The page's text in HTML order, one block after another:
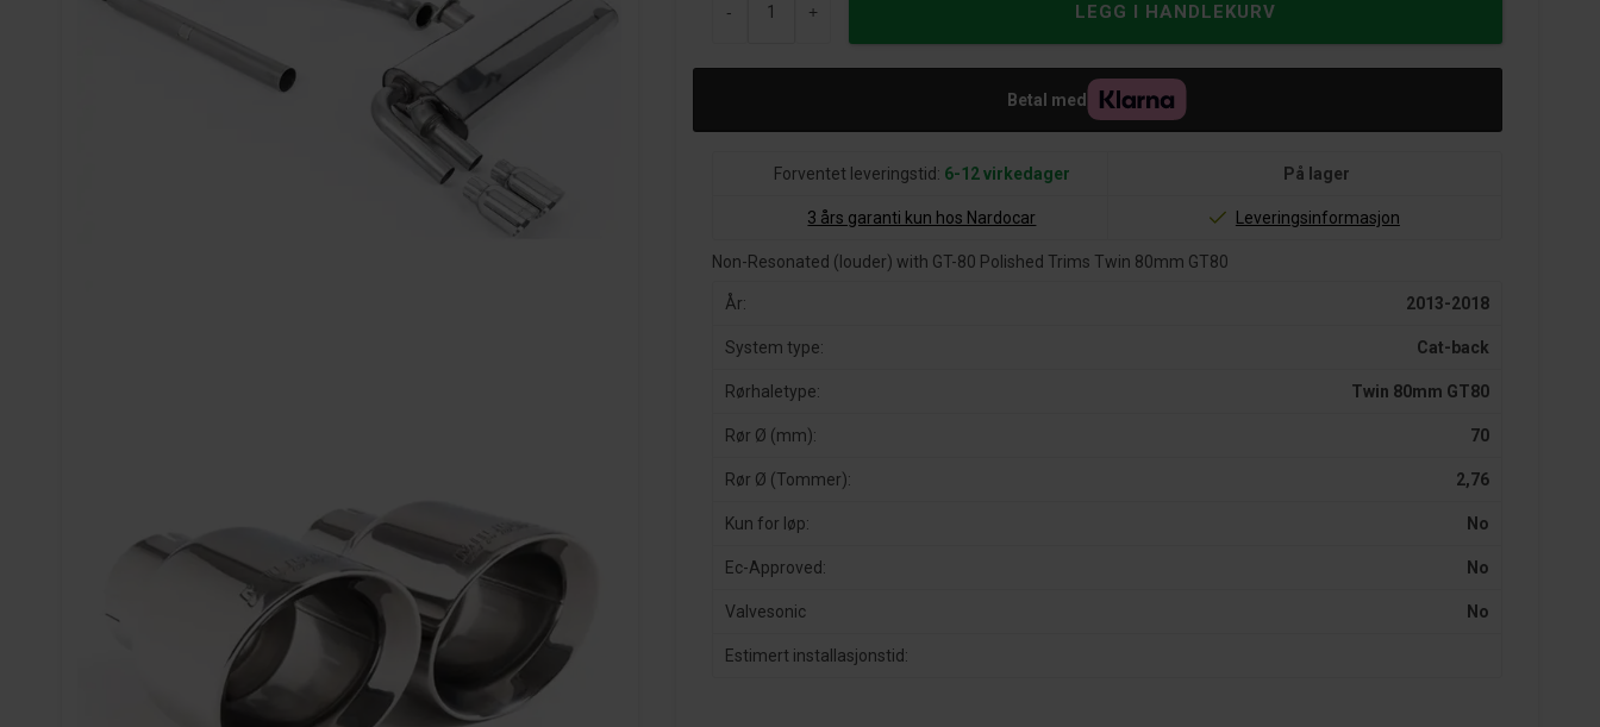
- +
Betal med
Forventet leveringstid: 6-12 virkedager På lager
3 års garanti kun hos Nardocar Leveringsinformasjon
Non-Resonated (louder) with GT-80 Polished Trims Twin 80mm GT80
År: 2013-2018
System type: Cat-back
Rørhaletype: Twin 80mm GT80
Rør Ø (mm): 70
Rør Ø (Tommer): 2,76
Kun for løp: No
Ec-Approved: No
Valvesonic No
Estimert installasjonstid: